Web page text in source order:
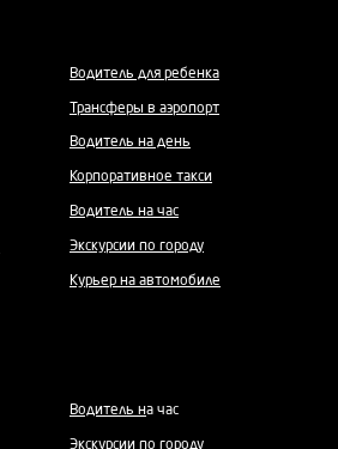
Водитель для ребенка
Трансферы в аэропорт
Водитель на день
Корпоративное такси
Водитель на час
Экскурсии по городу
Курьер на автомобиле
Водитель на час
Экскурсии по городу